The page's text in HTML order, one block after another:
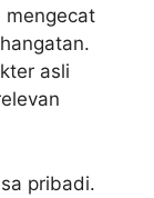
mengecat
asli
pribadi.